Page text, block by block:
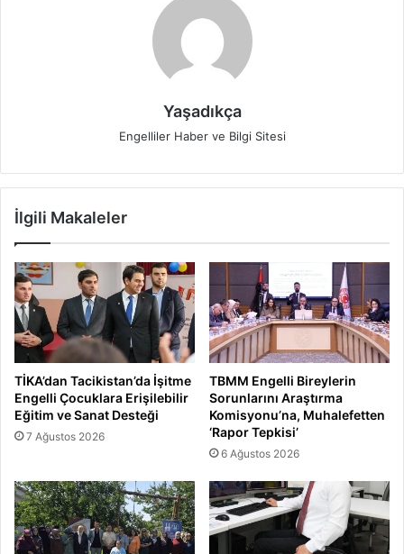
Yaşadıkça
Engelliler Haber ve Bilgi Sitesi
İlgili Makaleler
TİKA’dan Tacikistan’da İşitme
Engelli Çocuklara Erişilebilir
Eğitim ve Sanat Desteği
7 Ağustos 2026
TBMM Engelli Bireylerin
Sorunlarını Araştırma
Komisyonu’na, Muhalefetten
‘Rapor Tepkisi’
6 Ağustos 2026